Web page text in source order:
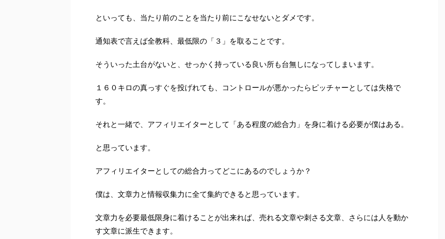
といっても、当たり前のことを当たり前にこなせないとダメです。
通知表で言えば全教科、最低限の「３」を取ることです。
そういった土台がないと、せっかく持っている良い所も台無しになってしまいます。
１６０キロの真っすぐを投げれても、コントロールが悪かったらピッチャーとしては失格で
す。
それと一緒で、アフィリエイターとして「ある程度の総合力」を身に着ける必要が僕はある。
と思っています。
アフィリエイターとしての総合力ってどこにあるのでしょうか？
僕は、文章力と情報収集力に全て集約できると思っています。
文章力を必要最低限身に着けることが出来れば、売れる文章や刺さる文章、さらには人を動か
す文章に派生できます。